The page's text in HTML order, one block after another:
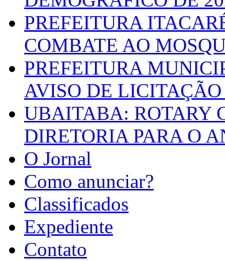
PREFEITURA
COMBATE AO
PREFEITURA
AVISO DE LICITAÇÃO
UBAITABA: ROTARY
DIRETORIA PARA O
O Jornal
Como anunciar?
Classificados
Expediente
Contato